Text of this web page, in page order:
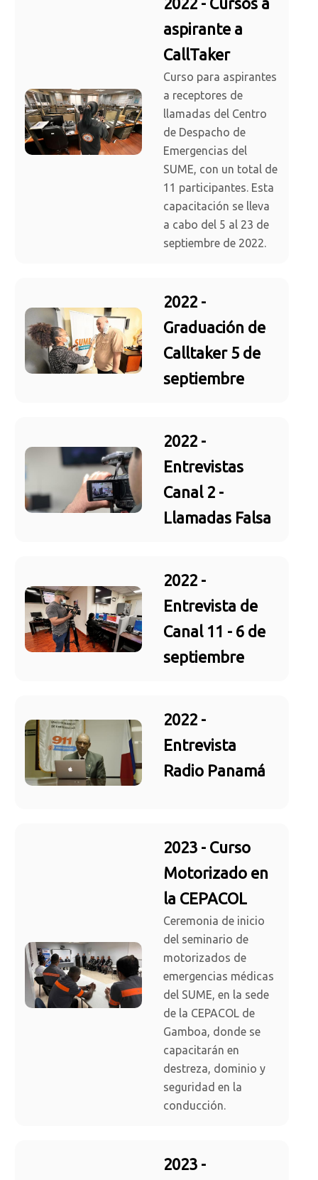
aspirante a
CallTaker
Curso para aspirantes
a receptores de
llamadas del Centro
de Despacho de
Emergencias del
SUME, con un total de
11 participantes. Esta
capacitación se lleva
a cabo del 5 al 23 de
septiembre de 2022.
2022 -
Graduación de
Calltaker 5 de
septiembre
2022 -
Entrevistas
Canal 2 -
Llamadas Falsa
2022 -
Entrevista de
Canal 11 - 6 de
septiembre
2022 -
Entrevista
Radio Panamá
2023 - Curso
Motorizado en
la CEPACOL
Ceremonia de inicio
del seminario de
motorizados de
emergencias médicas
del SUME, en la sede
de la CEPACOL de
Gamboa, donde se
capacitarán en
destreza, dominio y
seguridad en la
conducción.
2023 -